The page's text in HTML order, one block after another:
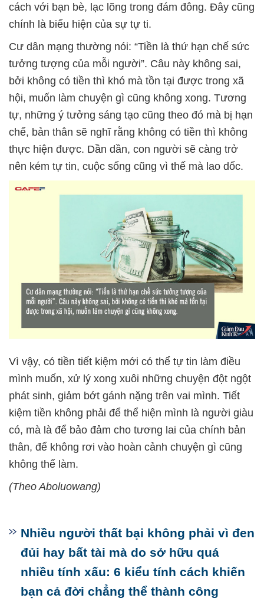
cách với bạn bè, lạc lõng trong đám đông. Đây cũng
chính là biểu hiện của sự tự ti.
Cư dân mạng thường nói: “Tiền là thứ hạn chế sức
tưởng tượng của mỗi người”. Câu này không sai,
bởi không có tiền thì khó mà tồn tại được trong xã
hội, muốn làm chuyện gì cũng không xong. Tương
tự, những ý tưởng sáng tạo cũng theo đó mà bị hạn
chế, bản thân sẽ nghĩ rằng không có tiền thì không
thực hiện được. Dần dần, con người sẽ càng trở
nên kém tự tin, cuộc sống cũng vì thế mà lao dốc.
Vì vậy, có tiền tiết kiệm mới có thể tự tin làm điều
mình muốn, xử lý xong xuôi những chuyện đột ngột
phát sinh, giảm bớt gánh nặng trên vai mình. Tiết
kiệm tiền không phải để thể hiện mình là người giàu
có, mà là để bảo đảm cho tương lai của chính bản
thân, để không rơi vào hoàn cảnh chuyện gì cũng
không thể làm.
(Theo Aboluowang)
Nhiều người thất bại không phải vì đen
đủi hay bất tài mà do sở hữu quá
nhiều tính xấu: 6 kiểu tính cách khiến
bạn cả đời chẳng thể thành công